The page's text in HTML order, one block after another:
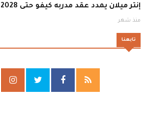
إنتر ميلان يمدد عقد مدربه كيفو حتى 2028
منذ شهر
تابعنا